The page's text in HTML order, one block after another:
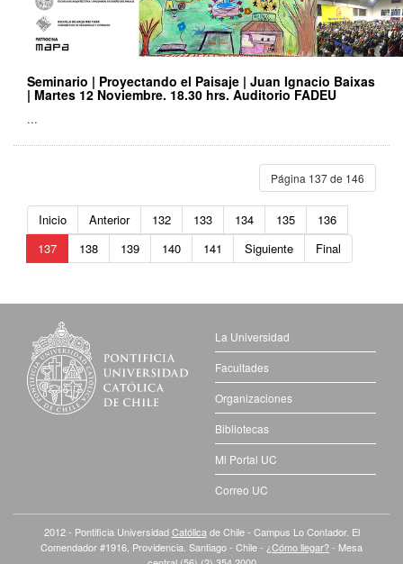
Seminario | Proyectando el Paisaje | Juan Ignacio Baixas
| Martes 12 Noviembre. 18.30 hrs. Auditorio FADEU
...
Página 137 de 146
Inicio Anterior 132 133 134 135
136
137
138 139 140 141 Siguiente Final
La Universidad
Facultades
Organizaciones
Bibliotecas
Mi Portal UC
Correo UC
2012 - Pontificia UniversidadCatólica de Chile - Campus Lo Contador. El
Comendador #1916, Providencia. Santiago - Chile - ¿Cómo llegar?- Mesa